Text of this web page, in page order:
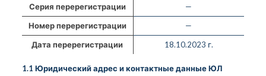
Серия перерегистрации
—
Номер перерегистрации
—
Дата перерегистрации
18.10.2023 г.
1.1 Юридический адрес и контактные данные ЮЛ